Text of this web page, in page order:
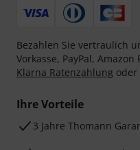
Bezahlen Sie vertraulich
Vorkasse, PayPal, Amazon
Klarna Ratenzahlung oder
Ihre Vorteile
3 Jahre Thomann